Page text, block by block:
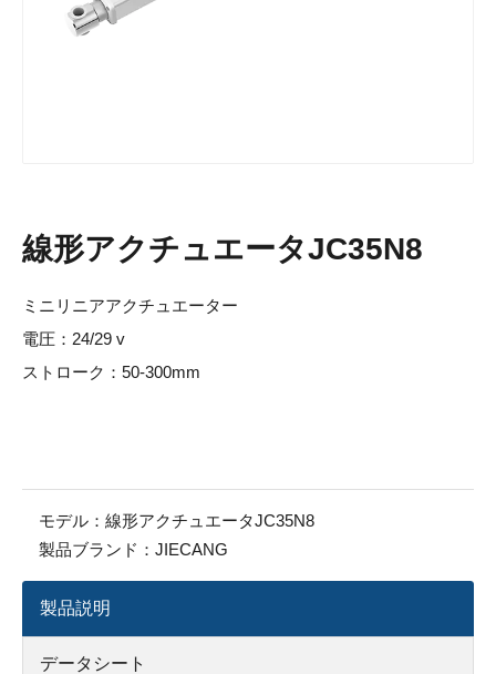
線形アクチュエータJC35N8
ミニリニアアクチュエーター
電圧：24/29 v
ストローク：50-300mm
モデル： 線形アクチュエータJC35N8
製品ブランド： JIECANG
製品説明
データシート